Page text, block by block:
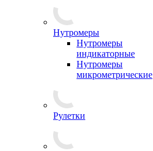
Нутромеры
Нутромеры
индикаторные
Нутромеры
микрометрические
Рулетки